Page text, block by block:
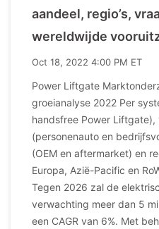
aandeel, regio’s,
wereldwijde
Oct 18, 2022 4:00 PM ET
Power Liftgate
groeianalyse 2022 Per
handsfree Power
(personenauto en
(OEM en aftermarket) en
Europa, Azië-Pacific en
Tegen 2026 zal de
verwachting meer dan 5
een CAGR van 6%. Met